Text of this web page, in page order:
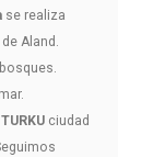
se realiza
Aland.
TURKU ciudad